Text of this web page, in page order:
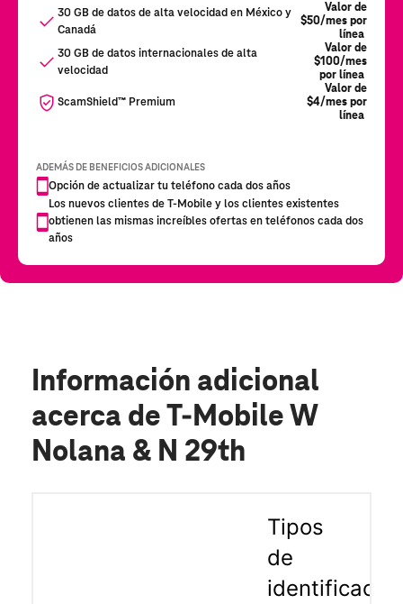
Información adicional
acerca de T-Mobile W
Nolana & N 29th
Tipos
de